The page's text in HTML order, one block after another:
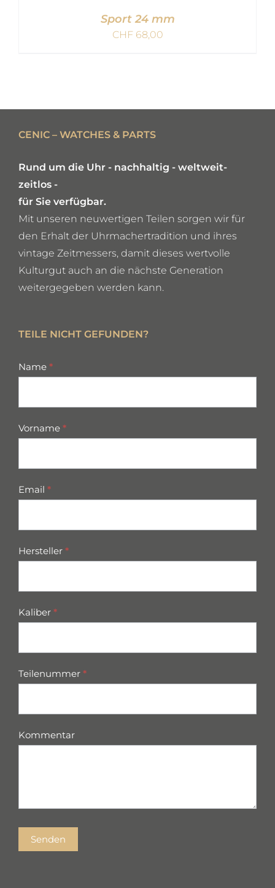
Sport 24 mm
CHF68,00
CENIC – WATCHES & PARTS
Rund um die Uhr - nachhaltig - weltweit-
zeitlos -
für Sie verfügbar.
Mit unseren neuwertigen Teilen sorgen wir für
den Erhalt der Uhrmachertradition und ihres
vintage Zeitmessers, damit dieses wertvolle
Kulturgut auch an die nächste Generation
weitergegeben werden kann.
TEILE NICHT GEFUNDEN?
missing
Name *
Vorname *
Email *
Hersteller *
Kaliber *
Teilenummer *
Kommentar
Senden